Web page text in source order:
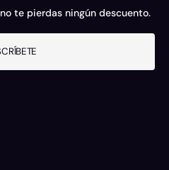
te pierdas ningún descuento.